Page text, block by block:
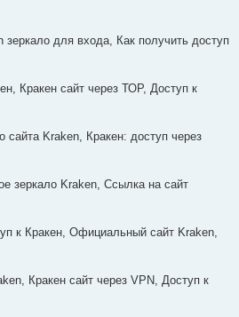
зеркало для входа, Как получить доступ
Кракен сайт через ТОР, Доступ к
сайта Kraken, Кракен: доступ через
зеркало Kraken, Ссылка на сайт
к Кракен, Официальный сайт Kraken,
Кракен сайт через VPN, Доступ к